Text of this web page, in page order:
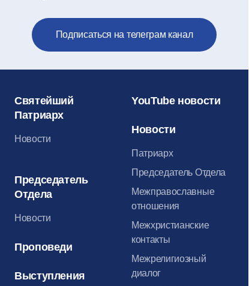
Подписаться на телеграм канал
Святейший
Патриарх
Новости
Председатель
Отдела
Новости
Проповеди
Выступления
YouTube новости
Новости
Патриарх
Председатель Отдела
Межправославные
отношения
Межхристианские
контакты
Межрелигиозный
диалог